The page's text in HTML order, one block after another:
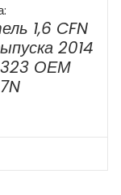
1,6 CFN
2014
323 ОЕМ